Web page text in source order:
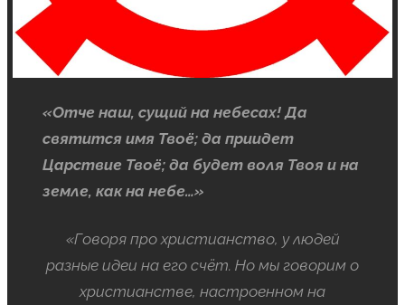
«Отче наш, сущий на небесах! Да
святится имя Твоё; да приидет
Царствие Твоё; да будет воля Твоя и на
земле, как на небе…»
«Говоря про христианство, у людей
разные идеи на его счёт. Но мы говорим о
христианстве, настроенном на